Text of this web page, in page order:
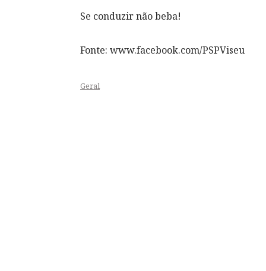
Se conduzir não beba!
Fonte: www.facebook.com/PSPViseu
Geral